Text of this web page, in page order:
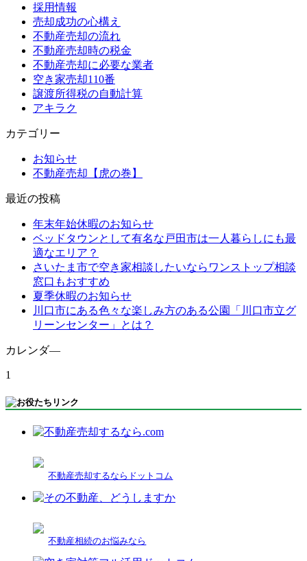
採用情報
売却成功の心構え
不動産売却の流れ
不動産売却時の税金
不動産売却に必要な業者
空き家売却110番
譲渡所得税の自動計算
アキラク
カテゴリー
お知らせ
不動産売却【虎の巻】
最近の投稿
年末年始休暇のお知らせ
ベッドタウンとして有名な戸田市は一人暮らしにも最
適なエリア？
さいたま市で空き家相談したいならワンストップ相談
窓口もおすすめ
夏季休暇のお知らせ
川口市にある色々な楽しみ方のある公園「川口市立グ
リーンセンター」とは？
カレンダ―
1
不動産売却するならドットコム
不動産相続のお悩みなら